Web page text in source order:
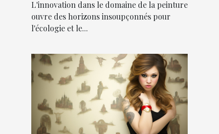
environnement plus frais et
durable
L'innovation dans le domaine de la peinture
ouvre des horizons insoupçonnés pour
l'écologie et le...